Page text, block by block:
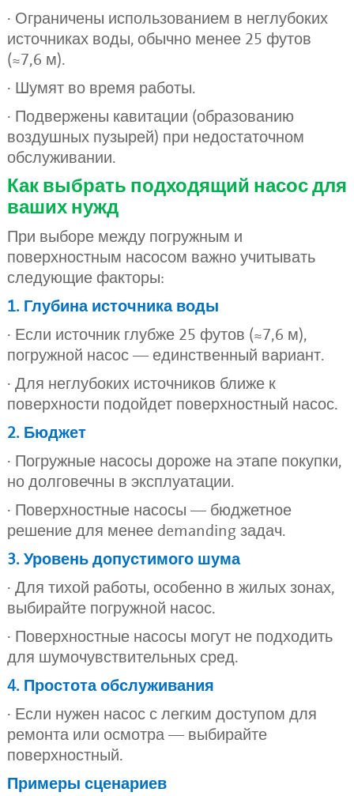
· Ограничены использованием в неглубоких
источниках воды, обычно менее 25 футов
(≈7,6 м).
· Шумят во время работы.
· Подвержены кавитации (образованию
воздушных пузырей) при недостаточном
обслуживании.
Как выбрать подходящий насос для
ваших нужд
При выборе между погружным и
поверхностным насосом важно учитывать
следующие факторы:
1. Глубина источника воды
· Если источник глубже 25 футов (≈7,6 м),
погружной насос — единственный вариант.
· Для неглубоких источников ближе к
поверхности подойдет поверхностный насос.
2. Бюджет
· Погружные насосы дороже на этапе покупки,
но долговечны в эксплуатации.
· Поверхностные насосы — бюджетное
решение для менее demanding задач.
3. Уровень допустимого шума
· Для тихой работы, особенно в жилых зонах,
выбирайте погружной насос.
· Поверхностные насосы могут не подходить
для шумочувствительных сред.
4. Простота обслуживания
· Если нужен насос с легким доступом для
ремонта или осмотра — выбирайте
поверхностный.
Примеры сценариев